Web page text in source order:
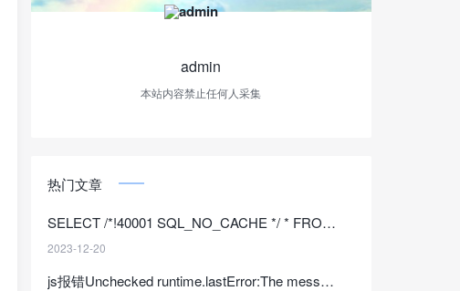
admin
本站内容禁止任何人采集
热门文章
SELECT /*!40001 SQL_NO_CACHE */ * FROM的答案
2023-12-20
js报错Unchecked runtime.lastError:The message port